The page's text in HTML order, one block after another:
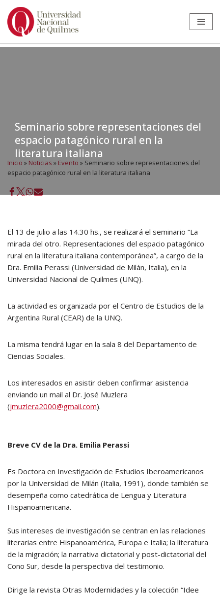
Ir
Seminario sobre representaciones del
espacio patagónico rural en la
literatura italiana
Inicio » Noticias » Evento » Seminario sobre representaciones del
espacio patagónico rural en la literatura italiana
El 13 de julio a las 14.30 hs., se realizará el seminario “La
mirada del otro. Representaciones del espacio patagónico
rural en la literatura italiana contemporánea”, a cargo de la
Dra. Emilia Perassi (Universidad de Milán, Italia), en la
Universidad Nacional de Quilmes (UNQ).
La actividad es organizada por el Centro de Estudios de la
Argentina Rural (CEAR) de la UNQ.
La misma tendrá lugar en la sala 8 del Departamento de
Ciencias Sociales.
Los interesados en asistir deben confirmar asistencia
enviando un mail al Dr. José Muzlera
(jmuzlera2000@gmail.com).
Breve CV de la Dra. Emilia Perassi
Es Doctora en Investigación de Estudios Iberoamericanos
por la Universidad de Milán (Italia, 1991), donde también se
desempeña como catedrática de Lengua y Literatura
Hispanoamericana.
Sus intereses de investigación se centran en las relaciones
literarias entre Hispanoamérica, Europa e Italia; la literatura
de la migración; la narrativa dictatorial y post-dictatorial del
Cono Sur, desde la perspectiva del testimonio.
Dirige la revista Otras Modernidades y la colección “Idee